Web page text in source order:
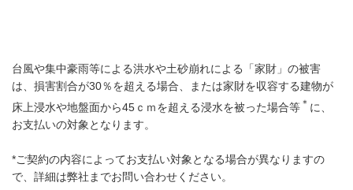
台風や集中豪雨等による洪水や土砂崩れによる「家財」の被害
は、損害割合が30％を超える場合、または家財を収容する建物が
床上浸水や地盤面から45ｃｍを超える浸水を被った場合等 ＊ に、
お支払いの対象となります。
*ご契約の内容によってお支払い対象となる場合が異なりますの
で、詳細は弊社までお問い合わせください。